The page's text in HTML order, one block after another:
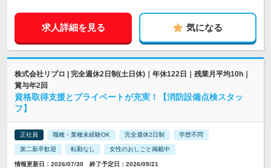
求人詳細を見る 気になる
株式会社リプロ | 完全週休2日制(土日休)｜年休122日｜残業月平均10h｜
賞与年2回
資格取得支援とプライベートが充実！【消防設備点検スタッ
フ】
正社員 職種・業種未経験OK 完全週休2日制 学歴不問
第二新卒歓迎 転勤なし 女性のおしごと掲載中
情報更新日：2026/07/30 終了予定日：2026/09/21